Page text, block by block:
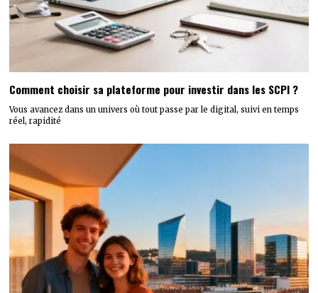
Comment choisir sa plateforme pour investir dans les SCPI ?
Vous avancez dans un univers où tout passe par le digital, suivi en temps
réel, rapidité